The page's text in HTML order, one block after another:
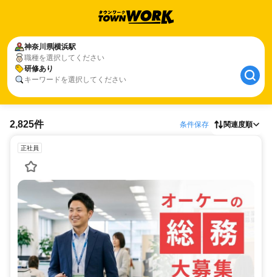
神奈川県横浜駅
職種を選択してください
研修あり
キーワードを選択してください
2,825件 条件保存 関連度順
正社員